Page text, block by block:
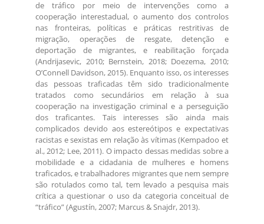
de tráfico por meio de intervenções como a
cooperação interestadual, o aumento dos controlos
nas fronteiras, políticas e práticas restritivas de
migração, operações de resgate, detenção e
deportação de migrantes, e reabilitação forçada
(Andrijasevic, 2010; Bernstein, 2018; Doezema, 2010;
O’Connell Davidson, 2015). Enquanto isso, os interesses
das pessoas traficadas têm sido tradicionalmente
tratados como secundários em relação à sua
cooperação na investigação criminal e a perseguição
dos traficantes. Tais interesses são ainda mais
complicados devido aos estereótipos e expectativas
racistas e sexistas em relação às vítimas (Kempadoo et
al., 2012; Lee, 2011). O impacto dessas medidas sobre a
mobilidade e a cidadania de mulheres e homens
traficados, e trabalhadores migrantes que nem sempre
são rotulados como tal, tem levado a pesquisa mais
crítica a questionar o uso da categoria conceitual de
“tráfico” (Agustín, 2007; Marcus & Snajdr, 2013).